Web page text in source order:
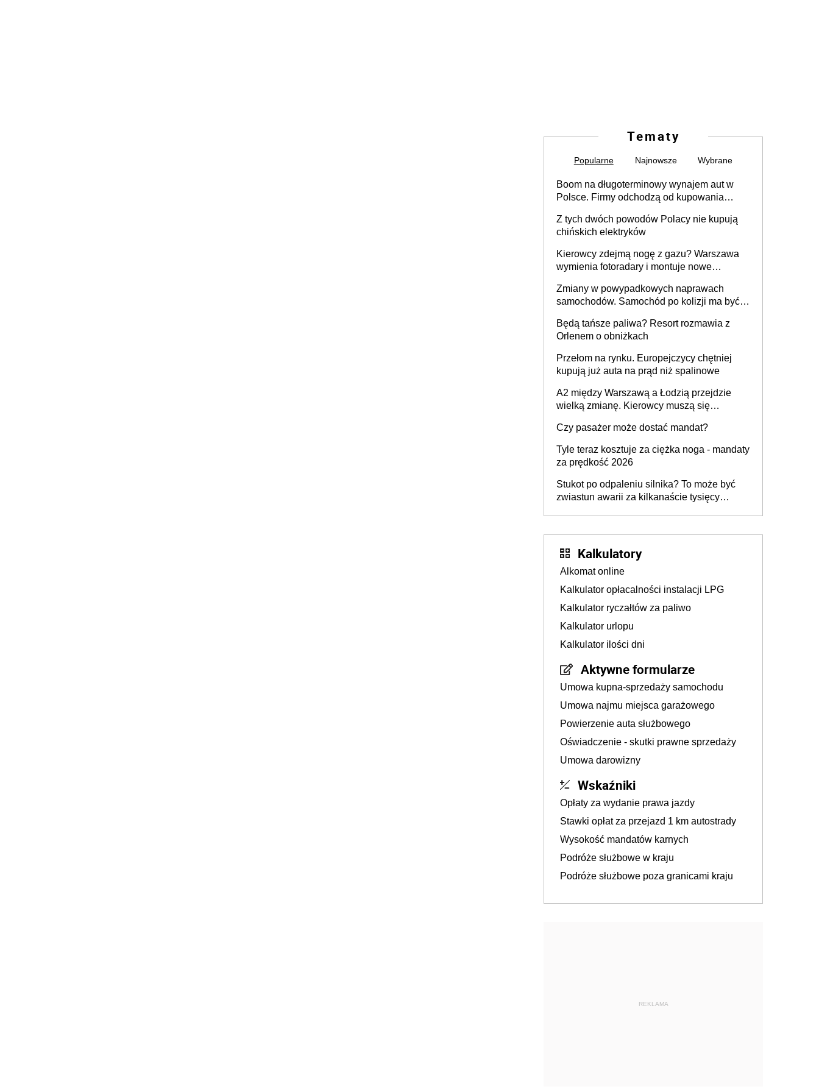
Tematy
Popularne Najnowsze Wybrane
Boom na długoterminowy wynajem aut w
Polsce. Firmy odchodzą od kupowania
Z tych dwóch powodów Polacy nie kupują
chińskich elektryków
Kierowcy zdejmą nogę z gazu? Warszawa
wymienia fotoradary i montuje nowe
Zmiany w powypadkowych naprawach
samochodów. Samochód po kolizji ma być
technologią producenta
Będą tańsze paliwa? Resort rozmawia z
Orlenem o obniżkach
Przełom na rynku. Europejczycy chętniej
kupują już auta na prąd niż spalinowe
A2 między Warszawą a Łodzią przejdzie
wielką zmianę. Kierowcy muszą się
Czy pasażer może dostać mandat?
Tyle teraz kosztuje za ciężka noga - mandaty
za prędkość 2026
Stukot po odpaleniu silnika? To może być
zwiastun awarii za kilkanaście tysięcy
Kalkulatory
Alkomat online
Kalkulator opłacalności instalacji LPG
Kalkulator ryczałtów za paliwo
Kalkulator urlopu
Kalkulator ilości dni
Aktywne formularze
Umowa kupna-sprzedaży samochodu
Umowa najmu miejsca garażowego
Powierzenie auta służbowego
Oświadczenie - skutki prawne sprzedaży
Umowa darowizny
Wskaźniki
Opłaty za wydanie prawa jazdy
Stawki opłat za przejazd 1 km autostrady
Wysokość mandatów karnych
Podróże służbowe w kraju
Podróże służbowe poza granicami kraju
REKLAMA